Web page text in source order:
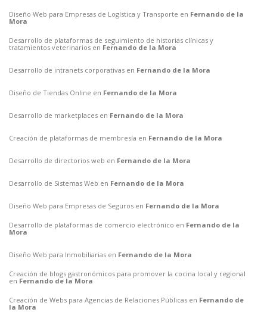
Diseño Web para Empresas de Logística y Transporte en Fernando de la
Mora
Desarrollo de plataformas de seguimiento de historias clínicas y
tratamientos veterinarios en Fernando de la Mora
Desarrollo de intranets corporativas en Fernando de la Mora
Diseño de Tiendas Online en Fernando de la Mora
Desarrollo de marketplaces en Fernando de la Mora
Creación de plataformas de membresía en Fernando de la Mora
Desarrollo de directorios web en Fernando de la Mora
Desarrollo de Sistemas Web en Fernando de la Mora
Diseño Web para Empresas de Seguros en Fernando de la Mora
Desarrollo de plataformas de comercio electrónico en Fernando de la
Mora
Diseño Web para Inmobiliarias en Fernando de la Mora
Creación de blogs gastronómicos para promover la cocina local y regional
en Fernando de la Mora
Creación de Webs para Agencias de Relaciones Públicas en Fernando de
la Mora